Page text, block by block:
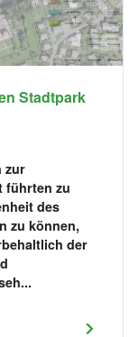
Stadtpark
zur
führten zu
des
zu können,
der